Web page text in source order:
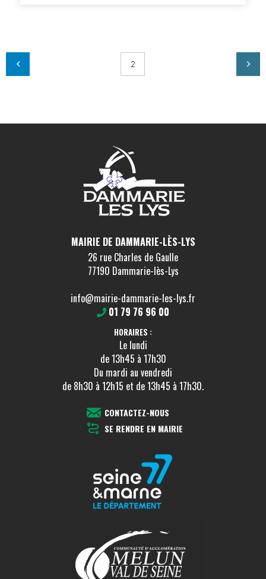
2
MAIRIE DE DAMMARIE-LÈS-LYS
26 rue Charles de Gaulle
77190 Dammarie-lès-Lys
info@mairie-dammarie-les-lys.fr
01 79 76 96 00
HORAIRES :
Le lundi
de 13h45 à 17h30
Du mardi au vendredi
de 8h30 à 12h15 et de 13h45 à 17h30.
CONTACTEZ-NOUS
SE RENDRE EN MAIRIE